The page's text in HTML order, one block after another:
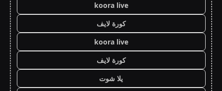
koora live
كورة لايف
koora live
كورة لايف
يلا شوت